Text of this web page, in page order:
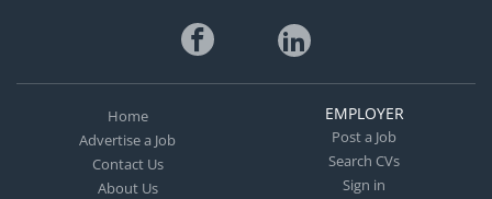
Home
Advertise a Job
Contact Us
About Us
EMPLOYER
Post a Job
Search CVs
Sign in